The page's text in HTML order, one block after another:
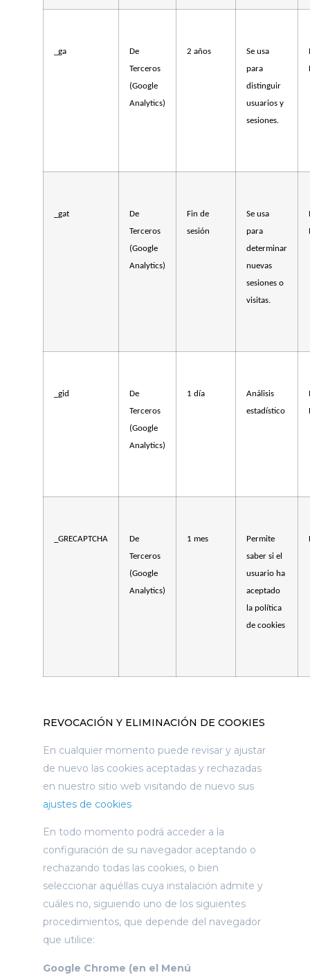
_ga
De
Terceros
(Google
Analytics)
2 años
Se usa
para
distinguir
usuarios y
sesiones.
_gat
De
Terceros
(Google
Analytics)
Fin de
sesión
Se usa
para
determinar
nuevas
sesiones o
visitas.
_gid
De
Terceros
(Google
Analytics)
1 día
Análisis
estadístico
_GRECAPTCHA
De
Terceros
(Google
Analytics)
1 mes
Permite
saber si el
usuario ha
aceptado
la política
de cookies
REVOCACIÓN Y ELIMINACIÓN DE COOKIES
En cualquier momento puede revisar y ajustar
de nuevo las cookies aceptadas y rechazadas
en nuestro sitio web visitando de nuevo sus
ajustes de cookies
En todo momento podrá acceder a la
configuración de su navegador aceptando o
rechazando todas las cookies, o bien
seleccionar aquéllas cuya instalación admite y
cuáles no, siguiendo uno de los siguientes
procedimientos, que depende del navegador
que utilice:
Google Chrome (en el Menú